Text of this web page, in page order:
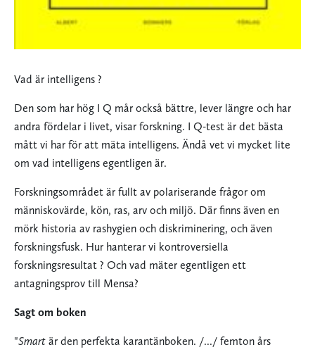
Vad är intelligens ?
Den som har hög I Q mår också bättre, lever längre och har
andra fördelar i livet, visar forskning. I Q-test är det bästa
mått vi har för att mäta intelligens. Ändå vet vi mycket lite
om vad intelligens egentligen är.
Forskningsområdet är fullt av polariserande frågor om
människovärde, kön, ras, arv och miljö. Där finns även en
mörk historia av rashygien och diskriminering, och även
forskningsfusk. Hur hanterar vi kontroversiella
forskningsresultat ? Och vad mäter egentligen ett
antagningsprov till Mensa?
Sagt om boken
"Smart är den perfekta karantänboken. /.../ femton års